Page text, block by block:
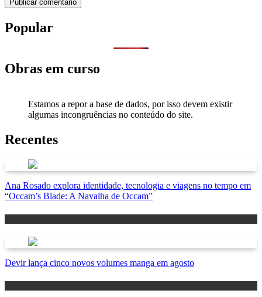
Popular
Obras em curso
Estamos a repor a base de dados, por isso devem existir
algumas incongruências no conteúdo do site.
Recentes
Ana Rosado explora identidade, tecnologia e viagens no tempo em
“Occam’s Blade: A Navalha de Occam”
Devir lança cinco novos volumes manga em agosto